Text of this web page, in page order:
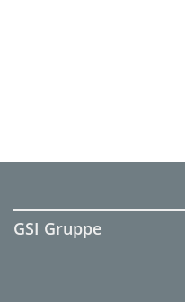
GSI Gruppe